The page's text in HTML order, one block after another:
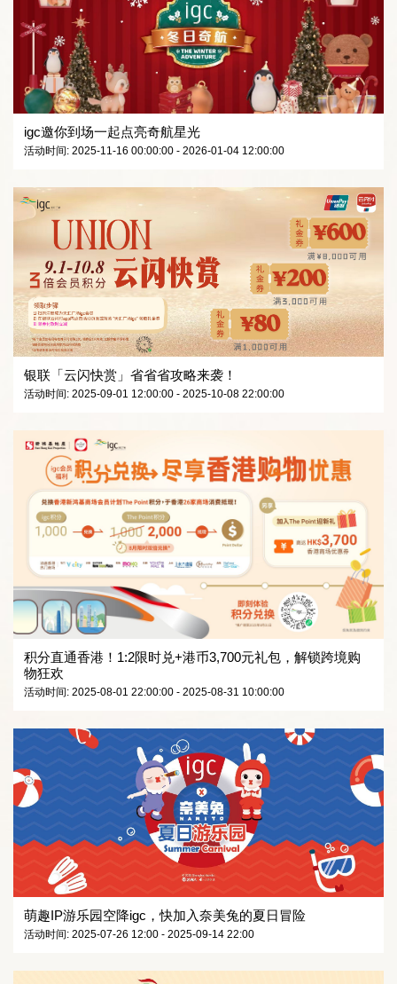
igc邀你到场一起点亮奇航星光
活动时间: 2025-11-16 00:00:00 - 2026-01-04 12:00:00
银联「云闪快赏」省省省攻略来袭！
活动时间: 2025-09-01 12:00:00 - 2025-10-08 22:00:00
积分直通香港！1:2限时兑+港币3,700元礼包，解锁跨境购
物狂欢
活动时间: 2025-08-01 22:00:00 - 2025-08-31 10:00:00
萌趣IP游乐园空降igc，快加入奈美兔的夏日冒险
活动时间: 2025-07-26 12:00 - 2025-09-14 22:00